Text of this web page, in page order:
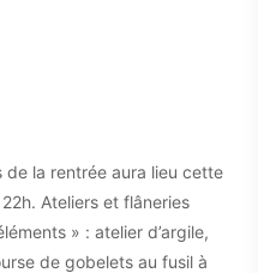
la rentrée aura lieu cette
Ateliers et flâneries
» : atelier d’argile,
de gobelets au fusil à